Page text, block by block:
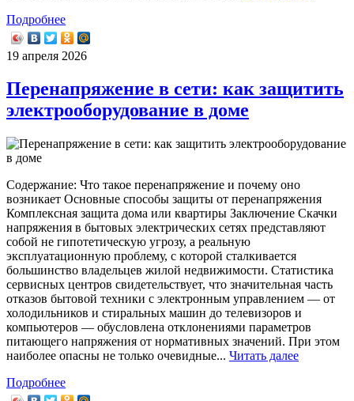
Подробнее
19 апреля 2026
Перенапряжение в сети: как защитить
электрооборудование в доме
Содержание: Что такое перенапряжение и почему оно
возникает Основные способы защиты от перенапряжения
Комплексная защита дома или квартиры Заключение Скачки
напряжения в бытовых электрических сетях представляют
собой не гипотетическую угрозу, а реальную
эксплуатационную проблему, с которой сталкивается
большинство владельцев жилой недвижимости. Статистика
сервисных центров свидетельствует, что значительная часть
отказов бытовой техники с электронным управлением — от
холодильников и стиральных машин до телевизоров и
компьютеров — обусловлена отклонениями параметров
питающего напряжения от нормативных значений. При этом
наиболее опасны не только очевидные... Читать далее
Подробнее